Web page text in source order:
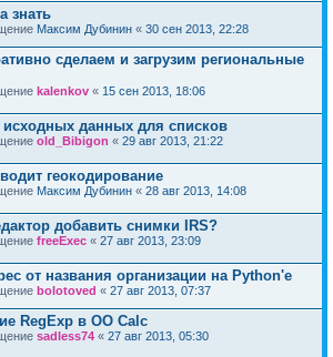
знать
Максим Дубинин « 30 сен 2013, 22:28
сделаем и загрузим региональные
kalenkov « 15 сен 2013, 18:06
данных для списков
old_Bibigon « 29 авг 2013, 21:22
геокодирование
Максим Дубинин « 28 авг 2013, 14:08
добавить снимки IRS?
freeExec « 27 авг 2013, 23:09
от названия организации на Python'е
bolotoved « 27 авг 2013, 07:37
RegExp в OO Calc
sadless74 « 27 авг 2013, 05:30